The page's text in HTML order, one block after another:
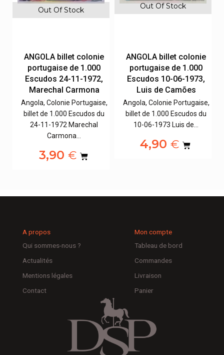
Out Of Stock
ANGOLA billet colonie
portugaise de 1.000
Escudos 24-11-1972,
Marechal Carmona
Angola, Colonie Portugaise,
billet de 1.000 Escudos du
24-11-1972 Marechal
Carmona…
3,90 €
Out Of Stock
ANGOLA billet colonie
portugaise de 1.000
Escudos 10-06-1973,
Luis de Camões
Angola, Colonie Portugaise,
billet de 1.000 Escudos du
10-06-1973 Luis de…
4,90€
A propos
Qui sommes-nous ?
Actualités
Mentions légales
Contact
Mon compte
Tableau de bord
Commandes
Livraison
Panier